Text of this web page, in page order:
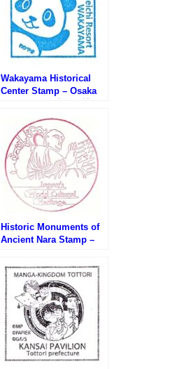
Wakayama Historical
Center Stamp – Osaka
テライト会場・わかやま
歴史館のスタンプ)
Historic Monuments of
Ancient Nara Stamp –
Heritage (世界文化遺産・
古都奈良の文化財のスタ
ンプ)